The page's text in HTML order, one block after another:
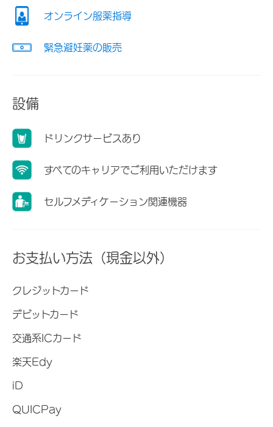
オンライン服薬指導
緊急避妊薬の販売
設備
ドリンクサービスあり
すべてのキャリアでご利用いただけます
セルフメディケーション関連機器
お支払い方法（現金以外）
クレジットカード
デビットカード
交通系ICカード
楽天Edy
iD
QUICPay